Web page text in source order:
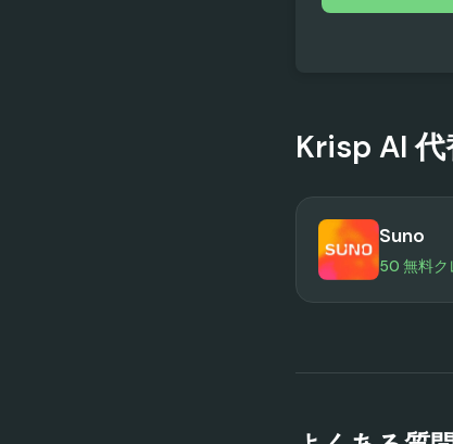
Krisp AI
Suno
50 無料ク